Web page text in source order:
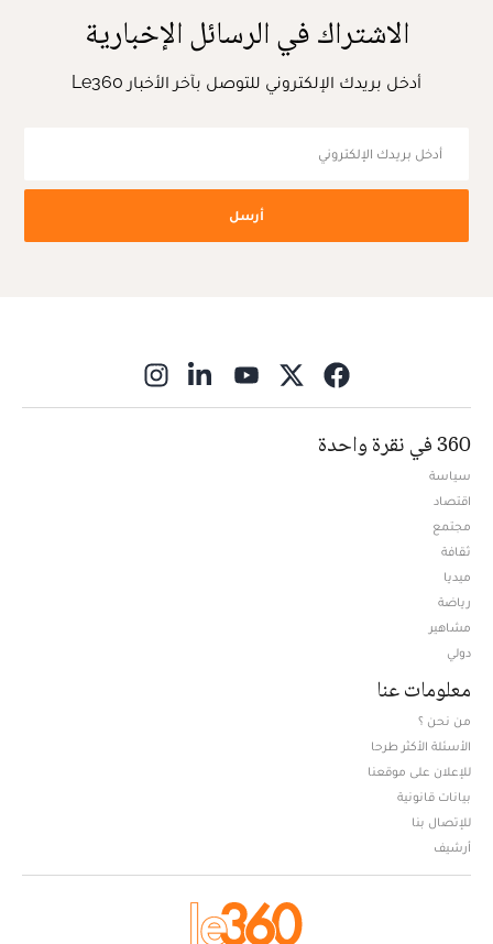
الاشتراك في الرسائل الإخبارية
أدخل بريدك الإلكتروني للتوصل بآخر الأخبار Le360
أرسل
360 في نقرة واحدة
سياسة
اقتصاد
مجتمع
ثقافة
ميديا
رياضة
مشاهير
دولي
معلومات عنا
من نحن ؟
الأسئلة الأكثر طرحا
للإعلان على موقعنا
بيانات قانونية
للإتصال بنا
أرشيف